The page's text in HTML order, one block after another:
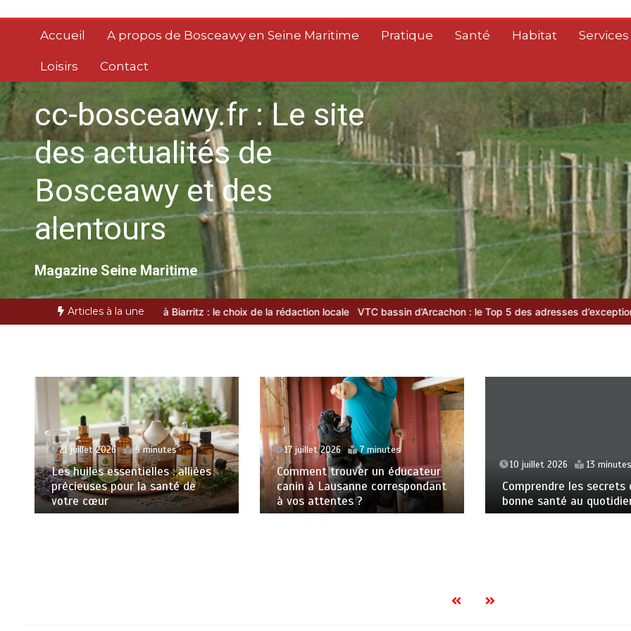
contenuAccueil A propos de Bosceawy en Seine Maritime Pratique Santé Habitat
Loisirs Contact
cc-bosceawy.fr : Le site
des actualités de
Bosceawy et des
alentours
Magazine Seine Maritime
Articles à la une
Top 3 des VTC à Biarritz : le choix de la rédaction locale VTC bassin d’Arcachon : le Top 5 des adresses d’exception Plasturgie
21 juillet 2026 9 minutes
Les huiles essentielles : alliées
précieuses pour la santé de
votre cœur
17 juillet 2026 7 minutes
Comment trouver un éducateur
canin à Lausanne correspondant
à vos attentes ?
10 juillet 2026 13 minutes
Comprendre les secrets d’une
bonne santé au quotidien